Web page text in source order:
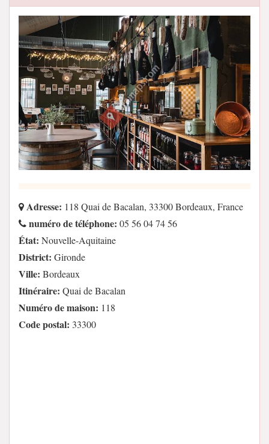
Adresse: 118 Quai de Bacalan, 33300 Bordeaux, France
numéro de téléphone: 05 56 04 74 56
État: Nouvelle-Aquitaine
District: Gironde
Ville: Bordeaux
Itinéraire: Quai de Bacalan
Numéro de maison: 118
Code postal: 33300